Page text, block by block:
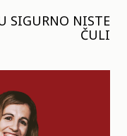
SIGURNO NISTE
ČULI